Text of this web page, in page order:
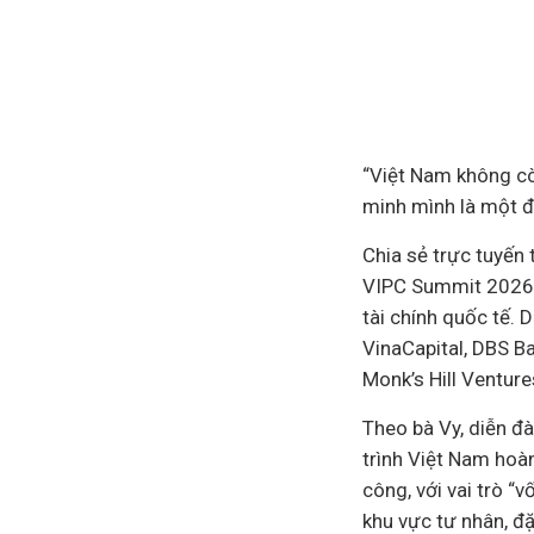
“Việt Nam không
minh mình là một
Chia sẻ trực tuyến
VIPC Summit
tài chính quốc tế.
VinaCapital, DBS
Monk’s Hill
Theo bà Vy, diễn
trình Việt Nam
công, với vai trò
khu vực tư nhân,